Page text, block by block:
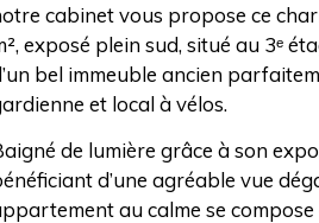
cabinet vous propose ce
exposé plein sud, situé au 3ᵉ
bel immeuble ancien
et local à vélos.
de lumière grâce à son
d’une agréable vue
au calme se compose